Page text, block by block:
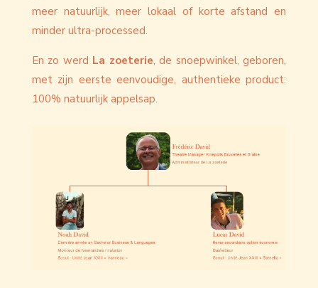
meer natuurlijk, meer lokaal of korte afstand en
minder ultra-processed.
En zo werd La zoeterie, de snoepwinkel, geboren,
met zijn eerste eenvoudige, authentieke product:
100% natuurlijk appelsap.